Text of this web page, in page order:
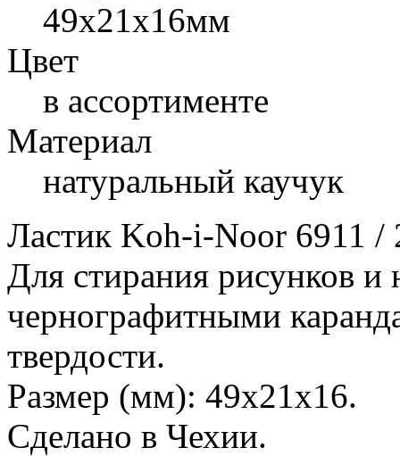
49x21x16мм
Цвет
в ассортименте
Материал
натуральный каучук
Ластик Koh-i-Noor 6911 /
Для стирания рисунков и
чернографитными
твердости.
Размер (мм): 49x21x16.
Сделано в Чехии.